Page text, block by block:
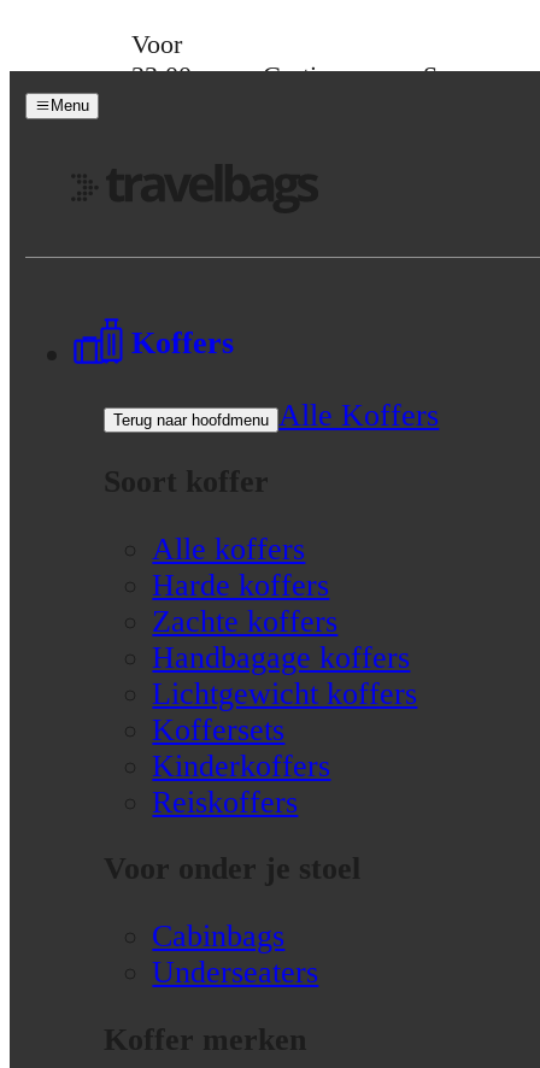
Voor
23:00
Gratis
Spaar
Menu
Koffers
Terug naar hoofdmenu
Alle Koffers
Soort koffer
Alle koffers
Harde koffers
Zachte koffers
Handbagage koffers
Lichtgewicht koffers
Koffersets
Kinderkoffers
Reiskoffers
Voor onder je stoel
Cabinbags
Underseaters
Koffer merken